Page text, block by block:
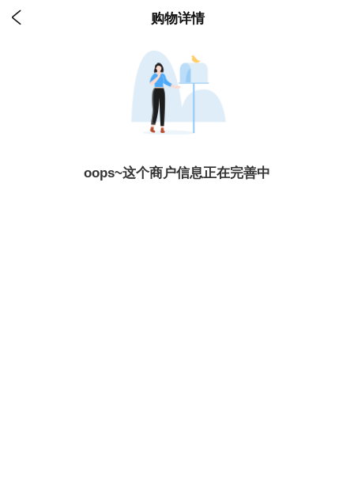
 购物详情
oops~这个商户信息正在完善中